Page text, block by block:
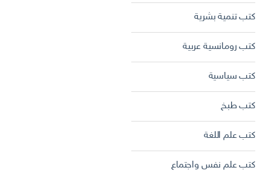
كتب تنمية بشرية
كتب رومانسية عربية
كتب سياسية
كتب طبخ
كتب علم اللغة
كتب علم نفس واجتماع